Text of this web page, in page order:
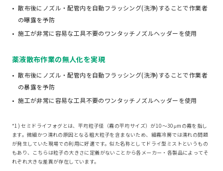
散布後にノズル・配管内を自動フラッシング(洗浄)することで作業者
の曝露を予防
施工が非常に容易な工具不要のワンタッチノズルヘッダーを使用
薬液散布作業の無人化を実現
散布後にノズル・配管内を自動フラッシング(洗浄)することで作業者
の暴露を予防
施工が非常に容易な工具不要のワンタッチノズルヘッダーを使用
*1) セミドライフォグとは、平均粒子径（霧の平均サイズ）が10～30μmの霧を指し
ます。微細かつ濡れの原因となる粗大粒子を含まないため、細霧冷房では濡れの問題
が発生していた現場での利用に好適です。似た名称としてドライ型ミストというもの
もあり、こちらは粒子の大きさに定義がないことから各メーカー・各製品によってそ
れぞれ大きな差異が存在しています。